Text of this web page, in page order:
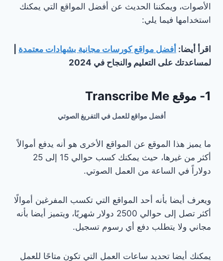
الأصوات، ويمكننا الحديث عن أفضل المواقع التي يمكنك
استخدامها فيما يلي:
اقرأ أيضا: أفضل مواقع كورسات مجانية بشهادات معتمدة
لمساعدتك على التعليم والنجاح في 2024
1- موقع Transcribe Me
أفضل مواقع للعمل في التفريغ الصوتي
ما يميز هذا الموقع عن المواقع الأخرى هو أنه يدفع أموالاً
أكثر من غيرها، حيث يمكنك كسب حوالي 15 إلى 25
دولاراً في الساعة من العمل الصوتي.
ويعرف أيضا بأنه أحد المواقع التي تكسب المفرغين أموالًا
أكثر تصل إلى حوالي 2500 دولار شهريًا، ويتميز أيضا بأنه
مجاني ولا يتطلب دفع أي رسوم تسجيل.
يمكنك أيضا تحديد ساعات العمل التي تكون متاحًا للعمل